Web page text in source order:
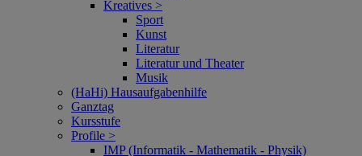
Kreatives >
Sport
Kunst
Literatur
Literatur und Theater
Musik
(HaHi) Hausaufgabenhilfe
Ganztag
Kursstufe
Profile >
IMP (Informatik - Mathematik - Physik)